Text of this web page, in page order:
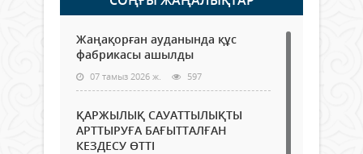
Жаңақорған ауданында құс
фабрикасы ашылды
07 тамыз 2026 ж. 597
ҚАРЖЫЛЫҚ САУАТТЫЛЫҚТЫ
АРТТЫРУҒА БАҒЫТТАЛҒАН
КЕЗДЕСУ ӨТТІ